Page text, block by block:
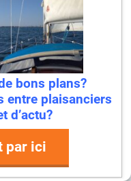
de vos données
sortie en mer
voilier
ou
pro et client
bons plans?
entre plaisanciers
d’actu?
par ici